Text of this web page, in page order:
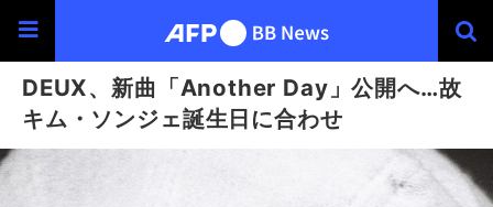
DEUX、新曲「Another Day」公開へ…故
キム・ソンジェ誕生日に合わせ